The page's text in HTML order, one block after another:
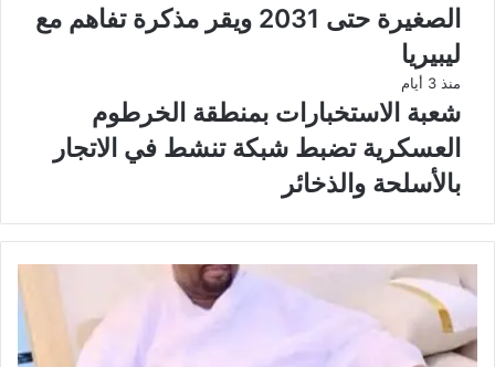
الصغيرة حتى 2031 ويقر مذكرة تفاهم مع
ليبيريا
منذ 3 أيام
شعبة الاستخبارات بمنطقة الخرطوم
العسكرية تضبط شبكة تنشط في الاتجار
بالأسلحة والذخائر